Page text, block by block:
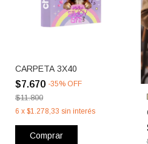
CARPETA 3X40
$7.670 -35% OFF
$11.800
6 x $1.278,33 sin interés
Comprar